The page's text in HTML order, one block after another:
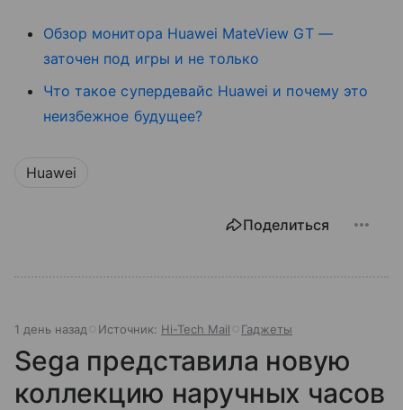
Обзор монитора Huawei MateView GT —
заточен под игры и не только
Что такое супердевайс Huawei и почему это
неизбежное будущее?
Huawei
Поделиться
1 день назад Источник: Hi-Tech Mail Гаджеты
Sega представила новую
коллекцию наручных часов